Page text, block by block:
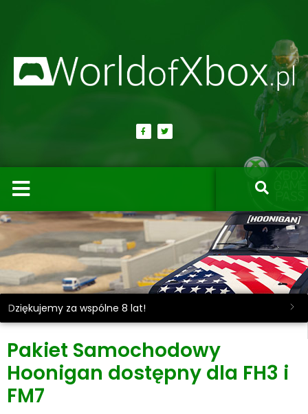
Dziękujemy za wspólne 8 lat!
Pakiet Samochodowy
Hoonigan dostępny dla FH3 i
FM7